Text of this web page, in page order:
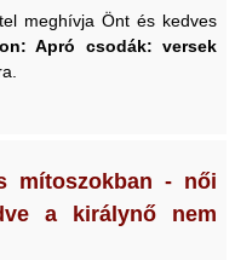
meghívja Önt és kedves
Apró csodák: versek
mítoszokban - női
a királynő nem